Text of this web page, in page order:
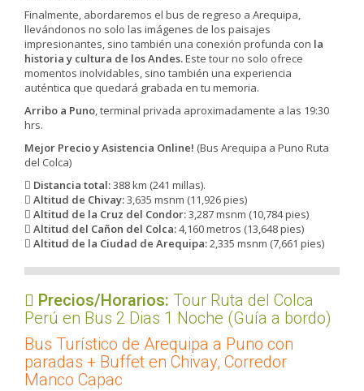
Finalmente, abordaremos el bus de regreso a Arequipa,
llevándonos no solo las imágenes de los paisajes
impresionantes, sino también una conexión profunda con la
historia y cultura de los Andes.Este tour no solo ofrece
momentos inolvidables, sino también una experiencia
auténtica que quedará grabada en tu memoria.
Arribo a Puno, terminal privada aproximadamente a las 19:30
hrs.
Mejor Precio y Asistencia Online! (Bus Arequipa a Puno Ruta
del Colca)
Distancia total:388 km (241 millas).
Altitud de Chivay:3,635 msnm (11,926 pies)
Altitud de la Cruz del Condor:3,287 msnm (10,784 pies)
Altitud del Cañon del Colca:4,160 metros (13,648 pies)
Altitud de la Ciudad de Arequipa:2,335 msnm (7,661 pies)
Precios/Horarios: Tour Ruta del Colca
Perú en Bus 2 Dias 1 Noche (Guía a bordo)
Bus Turístico de Arequipa a Puno con
paradas + Buffet en Chivay, Corredor
Manco Capac